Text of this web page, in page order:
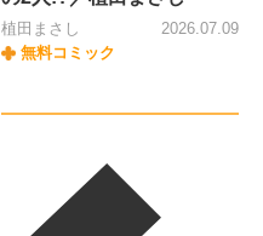
植田まさし
無料コミック
2026.07.09